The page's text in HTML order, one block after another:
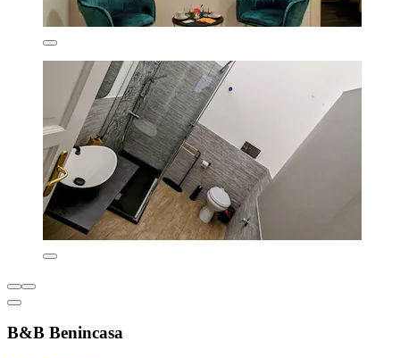
B&B Benincasa